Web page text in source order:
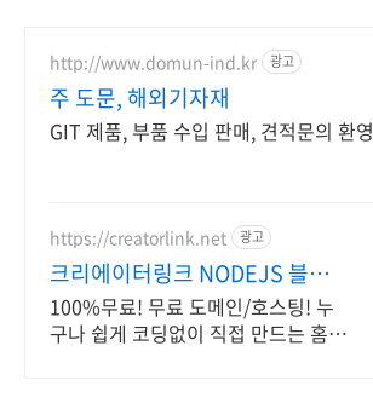
http://www.domun-ind.kr 광고
주 도문, 해외기자재
GIT 제품, 부품 수입 판매, 견적문의 환영
https://creatorlink.net 광고
크리에이터링크 NODEJS 블럭
쌓기로 만드는 홈페이지
100%무료! 무료 도메인/호스팅! 누
구나 쉽게 코딩없이 직접 만드는 홈페